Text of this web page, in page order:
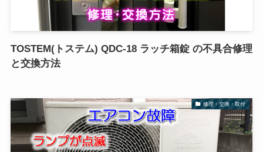
TOSTEM(トステム) QDC-18 ラッチ箱錠 の不具合修理
と交換方法
修理・交換・取付